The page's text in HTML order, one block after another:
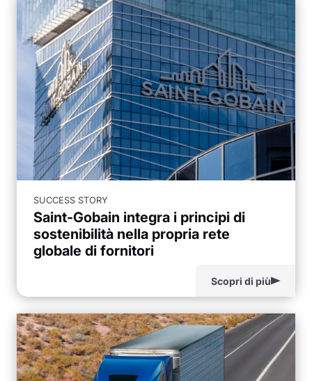
SUCCESS STORY
Saint-Gobain integra i principi di
sostenibilità nella propria rete
globale di fornitori
Scopri di più